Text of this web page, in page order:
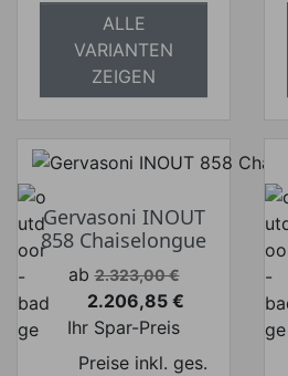
ALLE
VARIANTEN
ZEIGEN
Gervasoni INOUT
858 Chaiselongue
Verkaufspreis
ab 2.323,00 €
Preis
2.206,85 €
Ihr Spar-Preis
Preise inkl. ges.